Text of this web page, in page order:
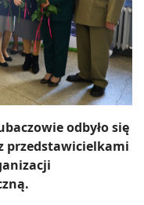
odbyło się
przedstawicielkami